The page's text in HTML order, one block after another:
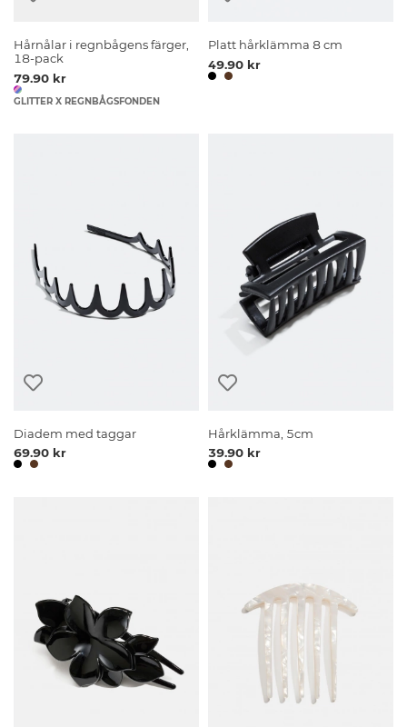
Hårnålar i regnbågens färger,
18-pack
79.90 kr
GLITTER X REGNBÅGSFONDEN
Platt hårklämma 8 cm
49.90 kr
Diadem med taggar
69.90 kr
Hårklämma, 5cm
39.90 kr